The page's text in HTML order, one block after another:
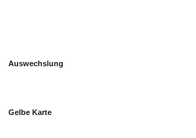
Auswechslung
Gelbe Karte